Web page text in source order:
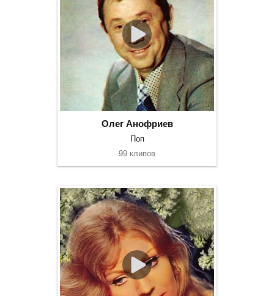
Олег Анофриев
Поп
99 клипов